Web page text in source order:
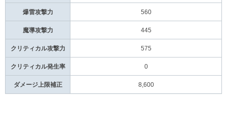
爆雷攻撃力 560
魔導攻撃力 445
クリティカル攻撃力 575
クリティカル発生率 0
ダメージ上限補正 8,600